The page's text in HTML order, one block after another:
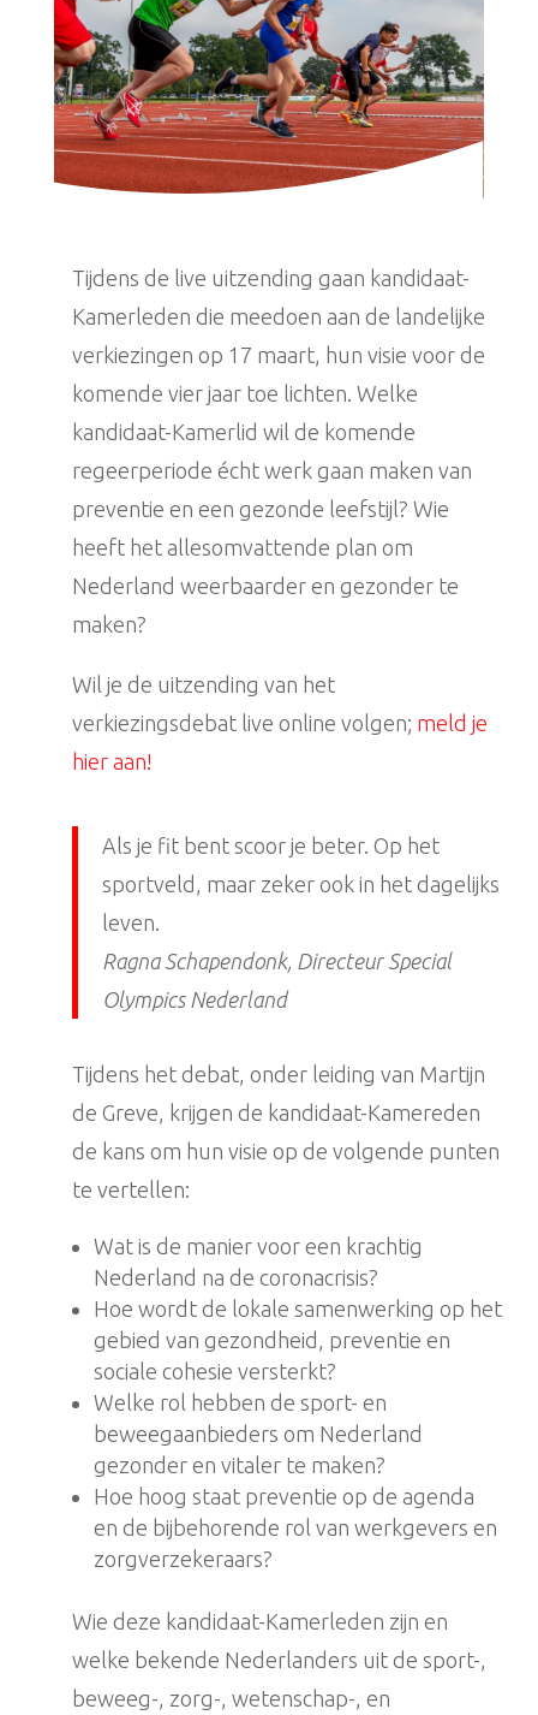
Tijdens de live uitzending gaan kandidaat-
Kamerleden die meedoen aan de landelijke
verkiezingen op 17 maart, hun visie voor de
komende vier jaar toe lichten. Welke
kandidaat-Kamerlid wil de komende
regeerperiode écht werk gaan maken van
preventie en een gezonde leefstijl? Wie
heeft het allesomvattende plan om
Nederland weerbaarder en gezonder te
maken?
Wil je de uitzending van het
verkiezingsdebat live online volgen; meld je
hier aan!
Als je fit bent scoor je beter. Op het
sportveld, maar zeker ook in het dagelijks
leven.
Ragna Schapendonk, Directeur Special
Olympics Nederland
Tijdens het debat, onder leiding van Martijn
de Greve, krijgen de kandidaat-Kamereden
de kans om hun visie op de volgende punten
te vertellen:
Wat is de manier voor een krachtig
Nederland na de coronacrisis?
Hoe wordt de lokale samenwerking op het
gebied van gezondheid, preventie en
sociale cohesie versterkt?
Welke rol hebben de sport- en
beweegaanbieders om Nederland
gezonder en vitaler te maken?
Hoe hoog staat preventie op de agenda
en de bijbehorende rol van werkgevers en
zorgverzekeraars?
Wie deze kandidaat-Kamerleden zijn en
welke bekende Nederlanders uit de sport-,
beweeg-, zorg-, wetenschap-, en